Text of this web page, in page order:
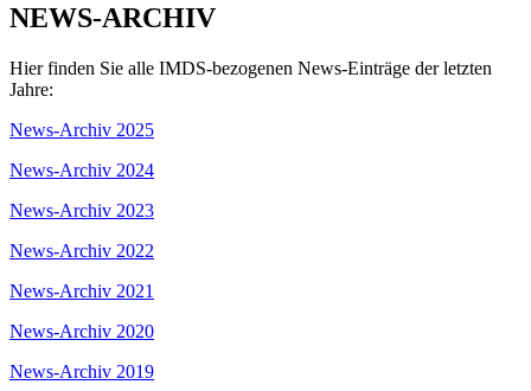
NEWS-ARCHIV
Hier finden Sie alle IMDS-bezogenen News-Einträge der letzten
Jahre:
News-Archiv 2025
News-Archiv 2024
News-Archiv 2023
News-Archiv 2022
News-Archiv 2021
News-Archiv 2020
News-Archiv 2019